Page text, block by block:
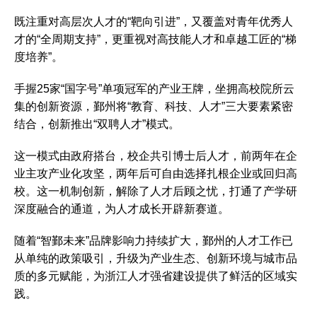
既注重对高层次人才的“靶向引进”，又覆盖对青年优秀人
才的“全周期支持”，更重视对高技能人才和卓越工匠的“梯
度培养”。
手握25家“国字号”单项冠军的产业王牌，坐拥高校院所云
集的创新资源，鄞州将“教育、科技、人才”三大要素紧密
结合，创新推出“双聘人才”模式。
这一模式由政府搭台，校企共引博士后人才，前两年在企
业主攻产业化攻坚，两年后可自由选择扎根企业或回归高
校。这一机制创新，解除了人才后顾之忧，打通了产学研
深度融合的通道，为人才成长开辟新赛道。
随着“智鄞未来”品牌影响力持续扩大，鄞州的人才工作已
从单纯的政策吸引，升级为产业生态、创新环境与城市品
质的多元赋能，为浙江人才强省建设提供了鲜活的区域实
践。